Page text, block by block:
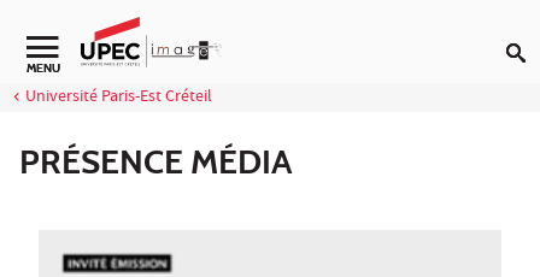
Aller au contenu
Navigation secondaire
MENU
Université Paris-Est Créteil
PRÉSENCE MÉDIA